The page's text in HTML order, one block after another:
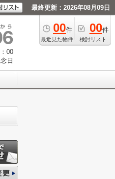
最終更新：2026年08月09日
00件
最近見た物件
00件
検討リスト
00
日